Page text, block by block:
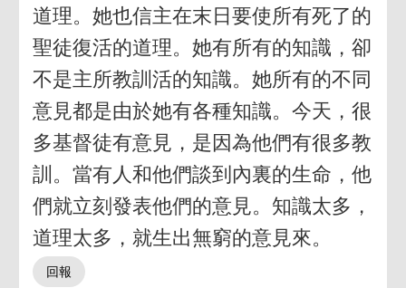
道理。她也信主在末日要使所有死了的
聖徒復活的道理。她有所有的知識，卻
不是主所教訓活的知識。她所有的不同
意見都是由於她有各種知識。今天，很
多基督徒有意見，是因為他們有很多教
訓。當有人和他們談到內裏的生命，他
們就立刻發表他們的意見。知識太多，
道理太多，就生出無窮的意見來。